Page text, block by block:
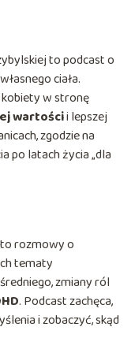
to podcast o
ciała.
w stronę
wartościi lepszej
zgodzie na
po latach życia „dla
to rozmowy o
tematy
zmiany ról
. Podcast zachęca,
i zobaczyć, skąd